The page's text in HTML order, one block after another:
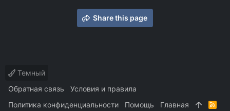
Share this page
Темный
Обратная связь
Условия и правила
Политика конфиденциальности
Помощь Главная
R